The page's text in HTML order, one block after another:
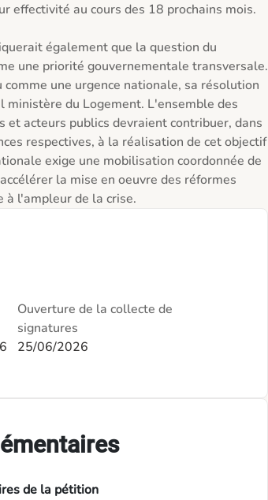
effectivité au cours des 18 prochains mois.
également que la question du
une priorité gouvernementale transversale.
une urgence nationale, sa résolution
ministère du Logement. L'ensemble des
et acteurs publics devraient contribuer, dans
respectives, à la réalisation de cet objectif
exige une mobilisation coordonnée de
la mise en oeuvre des réformes
à l'ampleur de la crise.
Ouverture de la collecte de
signatures
25/06/2026
de la pétition